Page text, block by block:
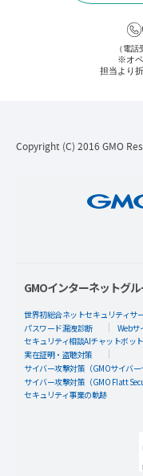
（電
※オペ
担当より
Copyright (C) 2016 GMO
GMOインターネットグ
世界初総合ネットセキュリティサ
パスワード漏洩診断
Webサ
セキュリティ相談AIチャットボット
実在証明・盗聴対策
サイバー攻撃対策（GMOサイバー
サイバー攻撃対策（GMO Flatt
セキュリティ事業の軌跡